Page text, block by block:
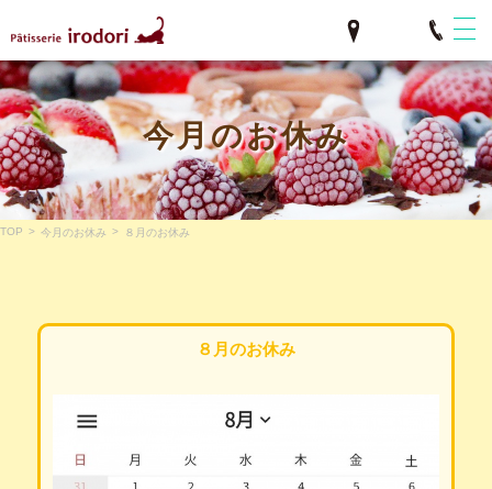
今月のお休み
TOP > 今月のお休み > ８月のお休み
８月のお休み